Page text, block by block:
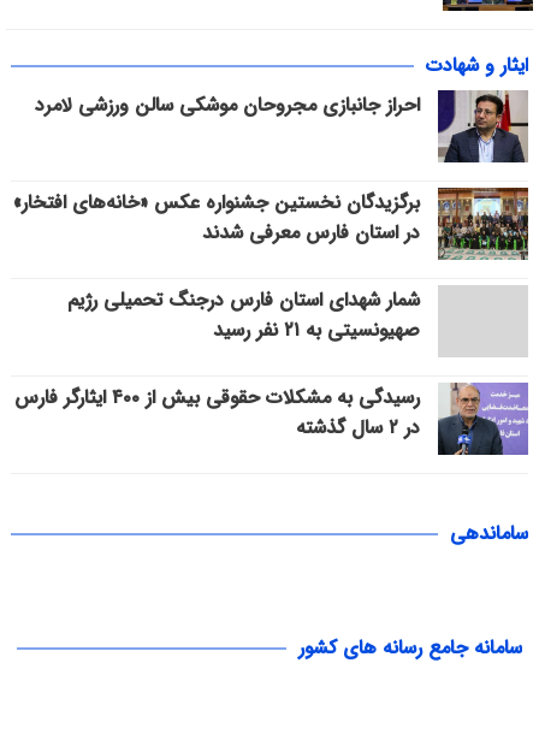
ایثار و شهادت
احراز جانبازی مجروحان موشکی سالن ورزشی لامرد
برگزیدگان نخستین جشنواره عکس «خانه‌های افتخار»
در استان فارس معرفی شدند
شمار شهدای استان فارس درجنگ تحمیلی رژیم
صهیونسیتی به ۲۱ نفر رسید
رسیدگی به مشکلات حقوقی بیش از ۴۰۰ ایثارگر فارس
در ۲ سال گذشته
ساماندهی
سامانه جامع رسانه های کشور